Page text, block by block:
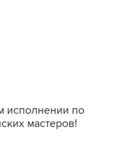
исполнении по
мастеров!